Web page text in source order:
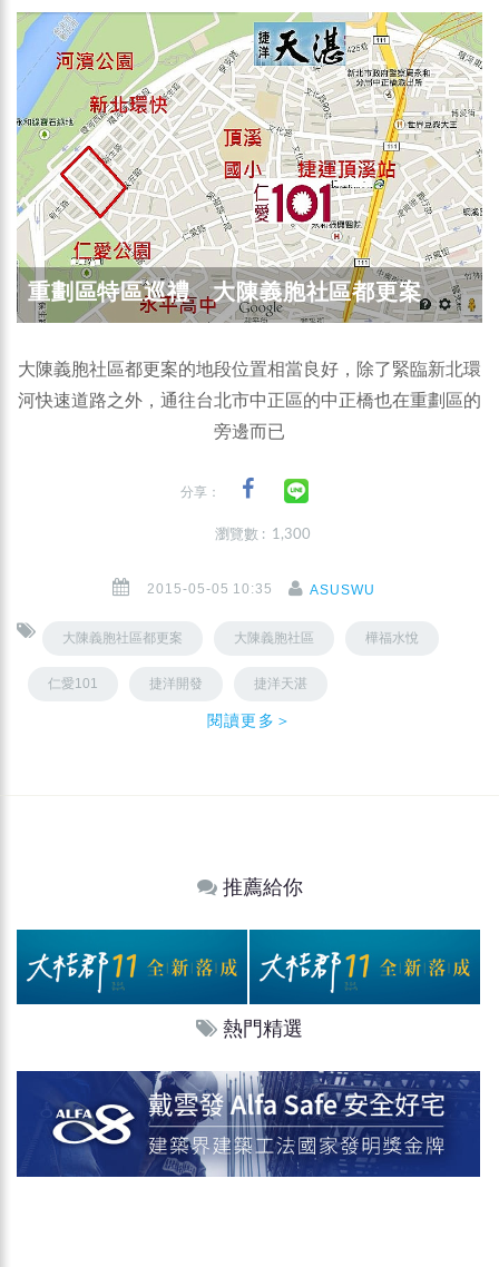
重劃區特區巡禮 大陳義胞社區都更案
大陳義胞社區都更案的地段位置相當良好，除了緊臨新北環
河快速道路之外，通往台北市中正區的中正橋也在重劃區的
旁邊而已
分享：
瀏覽數 : 1,300
2015-05-05 10:35 ASUSWU
大陳義胞社區都更案 大陳義胞社區 樺福水悅
仁愛101 捷洋開發 捷洋天湛
閱讀更多＞
推薦給你
熱門精選